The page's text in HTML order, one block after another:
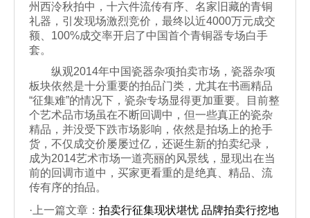
州西泠秋拍中，十六件流传有序、名家旧藏的青铜
礼器，引发现场激烈竞价，最终以近4000万元成交
额、100%成交率开启了中国首个青铜器专场白手
套。
纵观2014年中国瓷器杂项拍卖市场，瓷器杂项
板块依然是十分重要的拍品门类，尤其在书画精品
“征集难”的情况下，瓷杂专场显得更加重要。目前整
个艺术品市场虽在不断回调中，但一些真正的瓷杂
精品，并没受下跌市场影响，依然是拍场上的抢手
货，不仅成交价屡屡过亿，还诞生新的拍卖纪录，
成为2014艺术市场一道亮丽的风景线，显现出在当
前的回调市道中，买家更看重的是绝真、精品、流
传有序的拍品。
·上一篇文章： 拍卖行征集现状堪忧 品牌拍卖行挖地